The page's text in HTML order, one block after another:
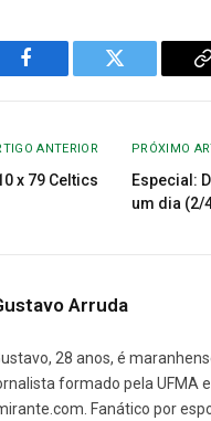
Facebook Twitter
ANTERIOR
x 79 Celtics
PRÓXIMO
Especial:
um dia (2/
Arruda
28 anos, é
formado pela UFMA
Fanático por